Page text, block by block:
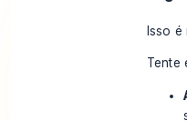
Isso
Tente